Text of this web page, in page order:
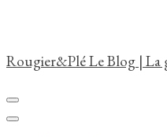
Rougier&Plé Le Blog | La